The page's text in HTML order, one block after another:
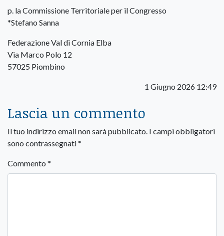
p. la Commissione Territoriale per il Congresso
*Stefano Sanna
Federazione Val di Cornia Elba
Via Marco Polo 12
57025 Piombino
1 Giugno 2026 12:49
Lascia un commento
Il tuo indirizzo email non sarà pubblicato. I campi obbligatori
sono contrassegnati*
Commento *